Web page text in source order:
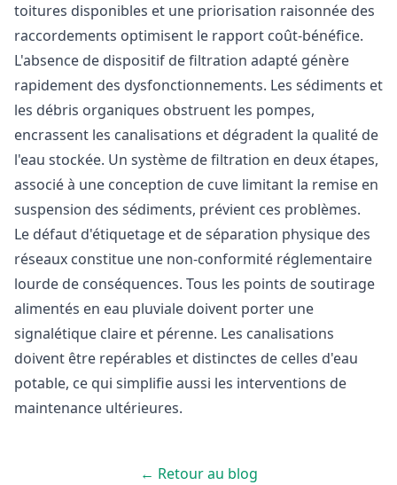
toitures disponibles et une priorisation raisonnée des
raccordements optimisent le rapport coût-bénéfice.
L'absence de dispositif de filtration adapté génère
rapidement des dysfonctionnements. Les sédiments et
les débris organiques obstruent les pompes,
encrassent les canalisations et dégradent la qualité de
l'eau stockée. Un système de filtration en deux étapes,
associé à une conception de cuve limitant la remise en
suspension des sédiments, prévient ces problèmes.
Le défaut d'étiquetage et de séparation physique des
réseaux constitue une non-conformité réglementaire
lourde de conséquences. Tous les points de soutirage
alimentés en eau pluviale doivent porter une
signalétique claire et pérenne. Les canalisations
doivent être repérables et distinctes de celles d'eau
potable, ce qui simplifie aussi les interventions de
maintenance ultérieures.
← Retour au blog